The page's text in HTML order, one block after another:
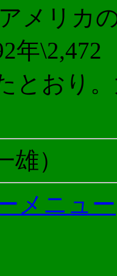
メリカ
年\2,472
とおり
）
メニュー